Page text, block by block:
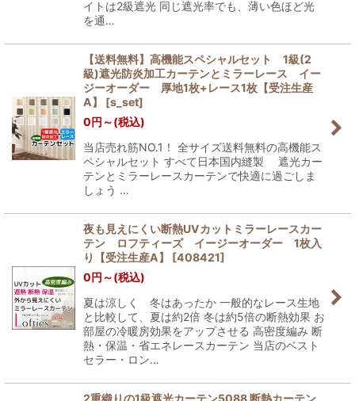
イトは2級遮光 同じ遮光率でも、薄い色ほど光
を通…
【送料無料】高機能スペシャルセット 1級(2
級)遮光防炎加工カーテンとミラーレース イー
ジーオーダー 厚地1枚+レース1枚【受注生産
A】
[s_set]
0円 ～(税込)
当店売れ筋NO.1！ 全サイズ送料無料の高機能ス
ペシャルセット すべて日本国内縫製 遮光カー
テンとミラーレースカーテンで快適に過ごしま
しょう …
夜も見えにくい断熱UVカットミラーレースカー
テン ロフティーズ イージーオーダー 1枚入
り【受注生産A】
[408421]
0円 ～(税込)
夏は涼しく 冬はあったか 一般的なレース生地
と比較して、夏は約2倍 冬は約5倍の断熱効果 お
部屋の冷暖房効果をアップさせる 高密度編み 断
熱・保温・省エネレースカーテン 当店のベスト
セラー・ロン…
2重織りの1級遮光カーテン5088 断熱カーテン